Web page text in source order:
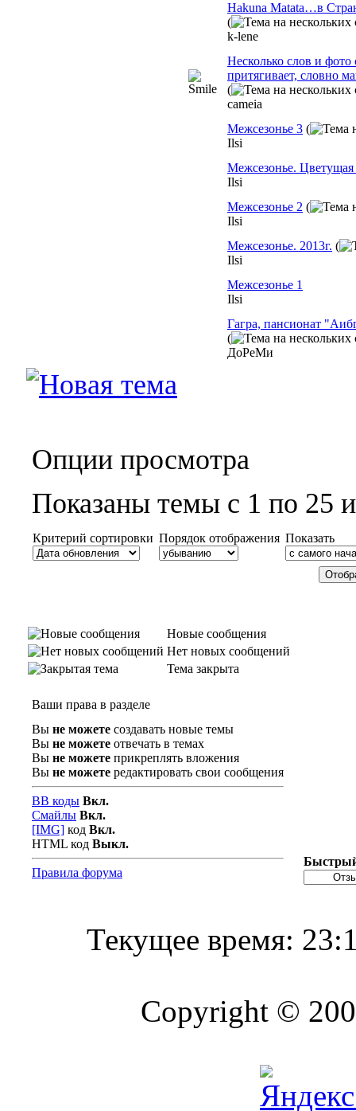
Hakuna Matata…в
(
k-lene
Несколько слов и фото
притягивает, словно
(
cameia
Межсезонье 3 (
Ilsi
Межсезонье. Цветущая
Ilsi
Межсезонье 2 (
Ilsi
Межсезонье. 2013г. (
Ilsi
Межсезонье 1
Ilsi
Гагра, пансионат
(
ДоРеМи
Опции просмотра
Показаны темы с 1 по 25
Критерий сортировки Порядок отображения Показать
Новые сообщения
Нет новых сообщений
Тема закрыта
Ваши права в разделе
Вы не можете создавать новые темы
Вы не можете отвечать в темах
Вы не можете прикреплять вложения
Вы не можете редактировать свои сообщения
BB коды Вкл.
Смайлы Вкл.
[IMG] код Вкл.
HTML код Выкл.
Правила форума
Текущее время:
Copyright ©